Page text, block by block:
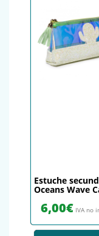
Estuche
Oceans Wave
6,00€ IVA no